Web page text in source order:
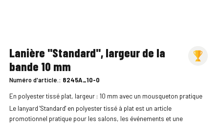
Lanière "Standard", largeur de la
bande 10 mm
Numéro d'article.: 8245A_10-0
En polyester tissé plat, largeur : 10 mm avec un mousqueton pratique
Le lanyard 'Standard' en polyester tissé à plat est un article
promotionnel pratique pour les salons, les événements et une